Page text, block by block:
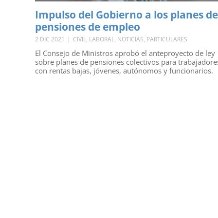
Impulso del Gobierno a los planes de
pensiones de empleo
2 DIC 2021 | CIVIL, LABORAL, NOTICIAS, PARTICULARES
El Consejo de Ministros aprobó el anteproyecto de ley
sobre planes de pensiones colectivos para
con rentas bajas, jóvenes, autónomos y funcionarios.